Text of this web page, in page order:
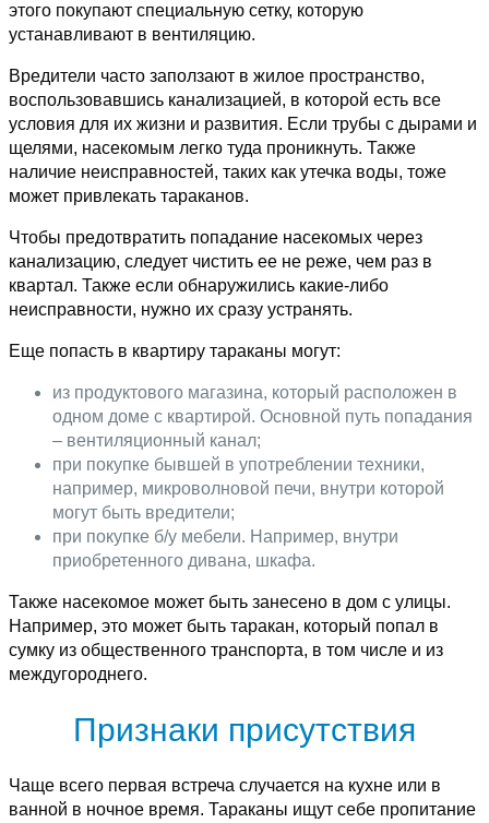
этого покупают специальную сетку, которую
устанавливают в вентиляцию.
Вредители часто заползают в жилое пространство,
воспользовавшись канализацией, в которой есть все
условия для их жизни и развития. Если трубы с дырами и
щелями, насекомым легко туда проникнуть. Также
наличие неисправностей, таких как утечка воды, тоже
может привлекать тараканов.
Чтобы предотвратить попадание насекомых через
канализацию, следует чистить ее не реже, чем раз в
квартал. Также если обнаружились какие-либо
неисправности, нужно их сразу устранять.
Еще попасть в квартиру тараканы могут:
из продуктового магазина, который расположен в
одном доме с квартирой. Основной путь попадания
– вентиляционный канал;
при покупке бывшей в употреблении техники,
например, микроволновой печи, внутри которой
могут быть вредители;
при покупке б/у мебели. Например, внутри
приобретенного дивана, шкафа.
Также насекомое может быть занесено в дом с улицы.
Например, это может быть таракан, который попал в
сумку из общественного транспорта, в том числе и из
междугороднего.
Признаки присутствия
Чаще всего первая встреча случается на кухне или в
ванной в ночное время. Тараканы ищут себе пропитание